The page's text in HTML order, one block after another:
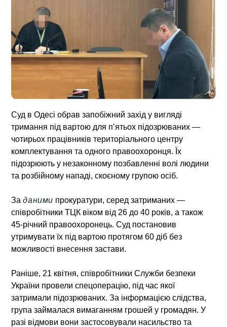
Суд в Одесі обрав запобіжний захід у вигляді
тримання під вартою для п’ятьох підозрюваних —
чотирьох працівників територіального центру
комплектування та одного правоохоронця. Їх
підозрюють у незаконному позбавленні волі людини
та розбійному нападі, скоєному групою осіб.
Заданими прокуратури, серед затриманих —
співробітники ТЦК віком від 26 до 40 років, а також
45-річний правоохоронець. Суд постановив
утримувати їх під вартою протягом 60 діб без
можливості внесення застави.
Раніше, 21 квітня, співробітники Служби безпеки
України провели спецоперацію, під час якої
затримали підозрюваних. За інформацією слідства,
група займалася вимаганням грошей у громадян. У
разі відмови вони застосовували насильство та